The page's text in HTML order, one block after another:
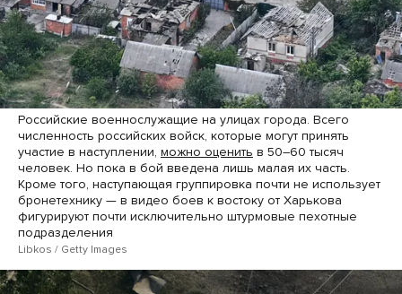
Российские военнослужащие на улицах города. Всего
численность российских войск, которые могут принять
участие в наступлении, можно оценить в 50–60 тысяч
человек. Но пока в бой введена лишь малая их часть.
Кроме того, наступающая группировка почти не использует
бронетехнику — в видео боев к востоку от Харькова
фигурируют почти исключительно штурмовые пехотные
подразделения
Libkos / Getty Images